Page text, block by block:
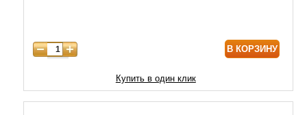
В КОРЗИНУ
Купить в один клик